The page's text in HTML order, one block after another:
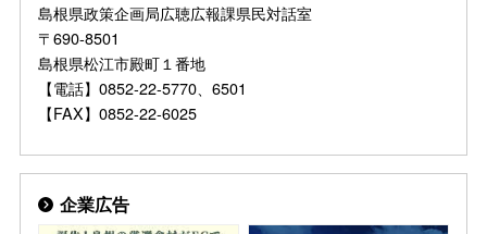
島根県政策企画局広聴広報課県民対話室
〒690-8501
島根県松江市殿町１番地
【電話】0852-22-5770、6501
【FAX】0852-22-6025
企業広告